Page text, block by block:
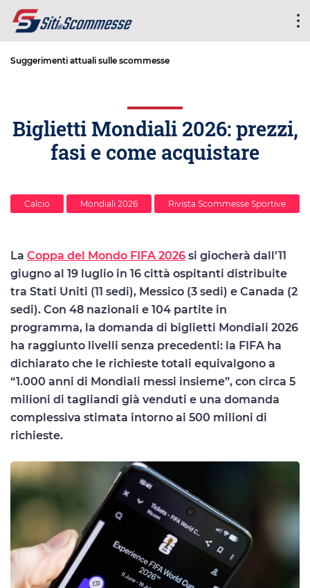
Suggerimenti attuali sulle scommesse
Biglietti Mondiali 2026: prezzi,
fasi e come acquistare
Calcio Mondiali 2026 Rivista Scommesse Sportive
La Coppa del Mondo FIFA 2026 si giocherà dall’11
giugno al 19 luglio in 16 città ospitanti distribuite
tra Stati Uniti (11 sedi), Messico (3 sedi) e Canada (2
sedi). Con 48 nazionali e 104 partite in
programma, la domanda di biglietti Mondiali 2026
ha raggiunto livelli senza precedenti: la FIFA ha
dichiarato che le richieste totali equivalgono a
“1.000 anni di Mondiali messi insieme”, con circa 5
milioni di tagliandi già venduti e una domanda
complessiva stimata intorno ai 500 milioni di
richieste.